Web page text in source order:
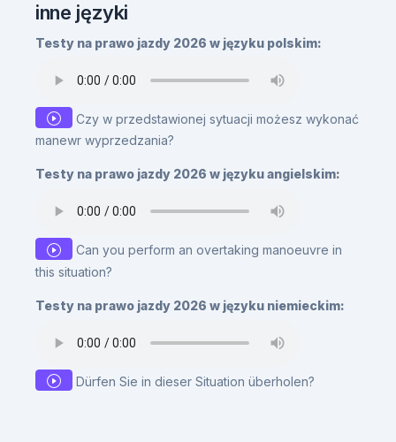
inne języki
Testy na prawo jazdy 2026 w języku polskim:
Czy w przedstawionej sytuacji możesz wykonać
manewr wyprzedzania?
Testy na prawo jazdy 2026 w języku angielskim:
Can you perform an overtaking manoeuvre in
this situation?
Testy na prawo jazdy 2026 w języku niemieckim:
Dürfen Sie in dieser Situation überholen?